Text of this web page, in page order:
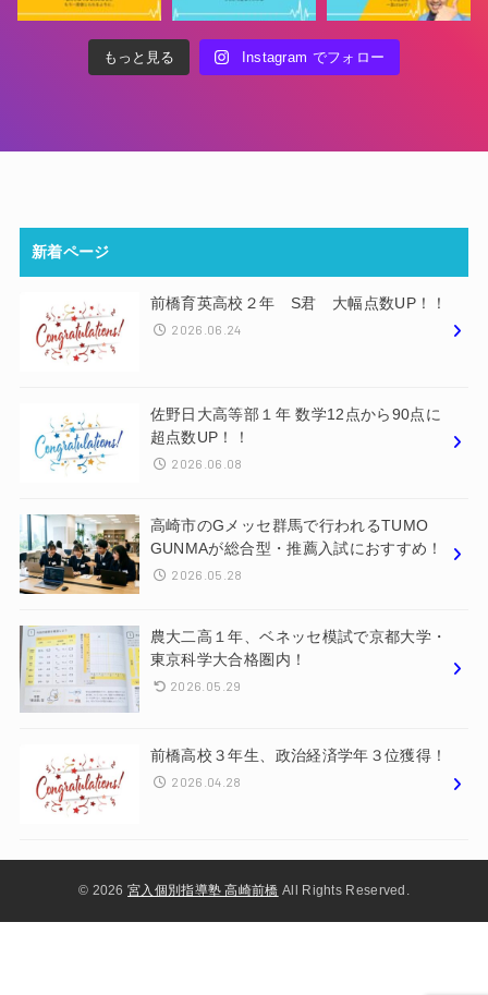
もっと見る Instagram でフォロー
新着ページ
前橋育英高校２年 S君 大幅点数UP！！
2026.06.24
佐野日大高等部１年 数学12点から90点に
超点数UP！！
2026.06.08
高崎市のGメッセ群馬で行われるTUMO
GUNMAが総合型・推薦入試におすすめ！
2026.05.28
農大二高１年、ベネッセ模試で京都大学・
東京科学大合格圏内！
2026.05.29
前橋高校３年生、政治経済学年３位獲得！
2026.04.28
© 2026宮入個別指導塾 高崎前橋 All Rights Reserved.